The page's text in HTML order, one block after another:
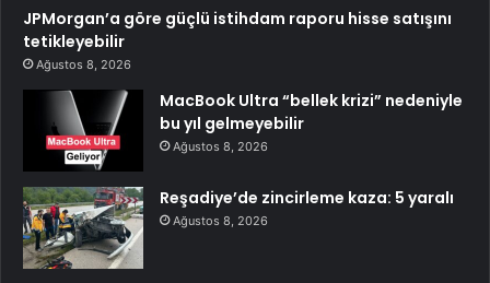
JPMorgan’a göre güçlü istihdam raporu hisse satışını
tetikleyebilir
Ağustos 8, 2026
MacBook Ultra “bellek krizi” nedeniyle
bu yıl gelmeyebilir
Ağustos 8, 2026
Reşadiye’de zincirleme kaza: 5 yaralı
Ağustos 8, 2026